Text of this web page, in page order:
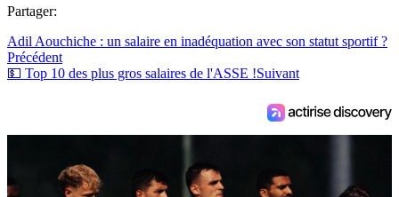
Partager:
Adil Aouchiche : un salaire en inadéquation avec son statut sportif ?
Précédent
💵 Top 10 des plus gros salaires de l'ASSE !Suivant